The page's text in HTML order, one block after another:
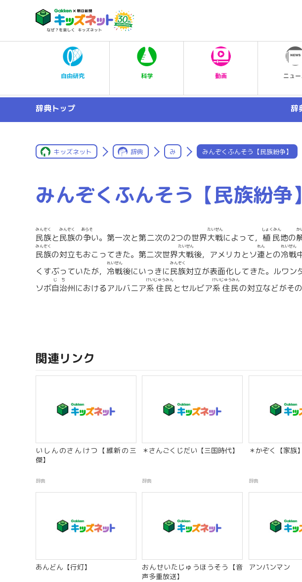
自由研究 科学 動画 ニュ
辞典トップ 辞
キッズネット 辞典 み みんぞくふんそう【民族紛争】
みんぞくふんそう【民族紛争】
民族
みんぞく
と民族
みんぞく
の争
あらそ
い。第一次と第二次の2つの世界大戦
たいせん
によって， 植民
しょくみん
地の
か
民族
みんぞく
の対立もおこってきた。第二次世界大戦
たいせん
後，アメリカとソ連
れん
との冷戦
れいせん
くすぶっていたが， 冷戦
れいせん
後にいっきに民族
みんぞく
対立が表面化してきた。ルワン
ソボ自治
じち
州におけるアルバニア系住民
けいじゅうみん
とセルビア系住民
けいじゅうみん
の対立などがそ
関連リンク
いしんのさんけつ【維新の三
傑】
辞典
＊さんごくじだい【三国時代】
辞典
＊かぞく【家族】
辞典
あんどん【行灯】
おんせいたじゅうほうそう【音
声多重放送】
アンパンマン